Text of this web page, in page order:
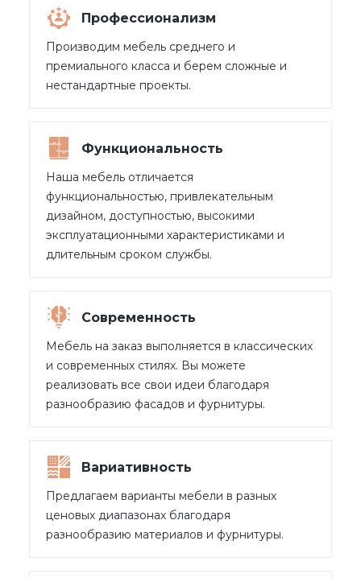
Профессионализм
Производим мебель среднего и
премиального класса и берем сложные и
нестандартные проекты.
Функциональность
Наша мебель отличается
функциональностью, привлекательным
дизайном, доступностью, высокими
эксплуатационными характеристиками и
длительным сроком службы.
Современность
Мебель на заказ выполняется в классических
и современных стилях. Вы можете
реализовать все свои идеи благодаря
разнообразию фасадов и фурнитуры.
Вариативность
Предлагаем варианты мебели в разных
ценовых диапазонах благодаря
разнообразию материалов и фурнитуры.